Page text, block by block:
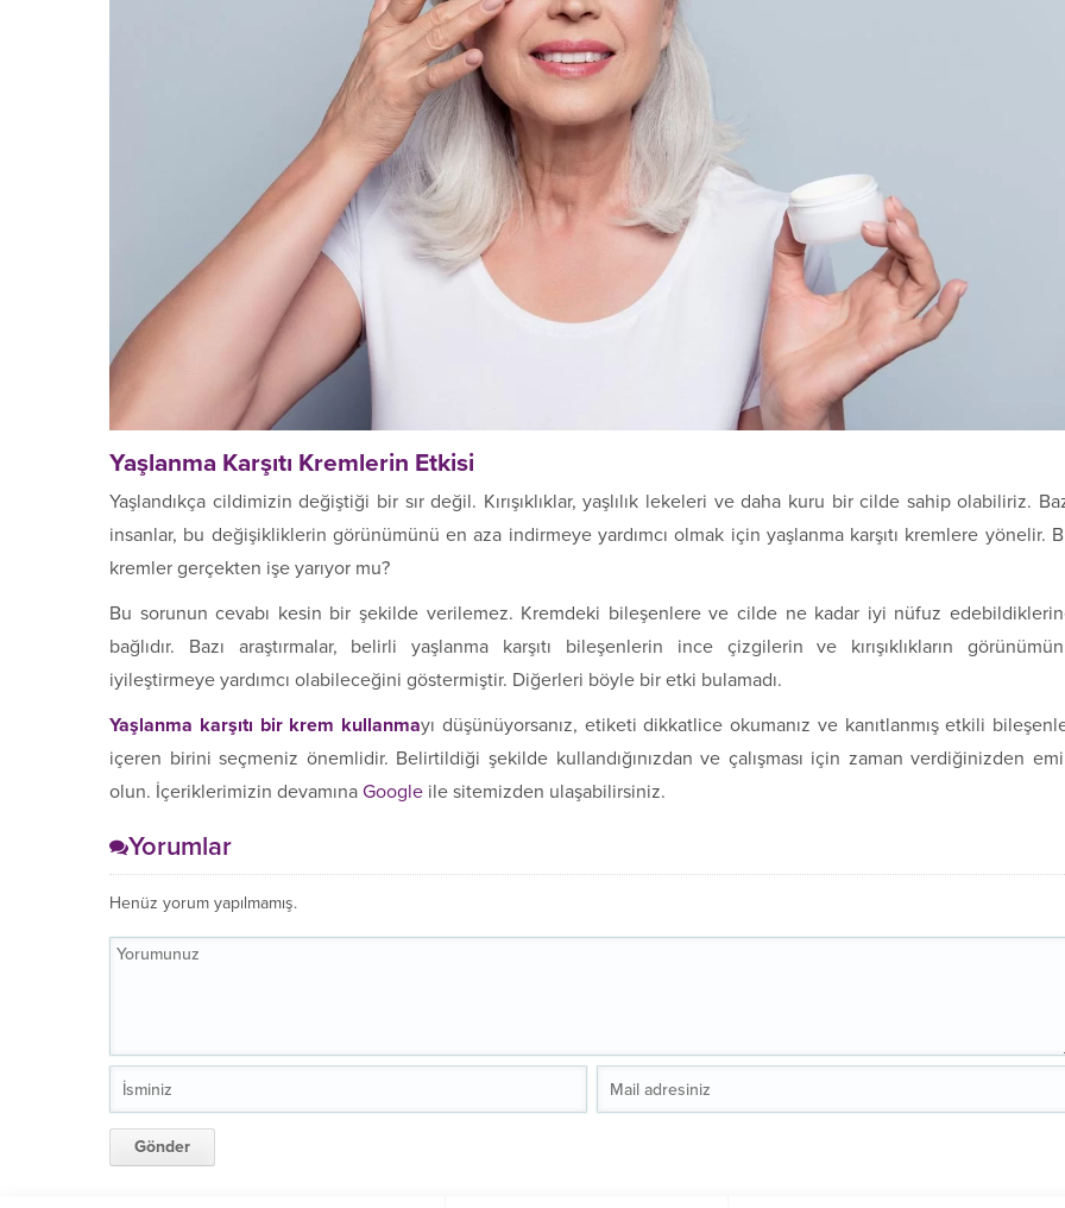
Yaşlanma Karşıtı Kremlerin Etkisi
Yaşlandıkça cildimizin değiştiği bir sır değil. Kırışıklıklar, yaşlılık lekeleri ve daha kuru bir cilde sahip olabiliriz.
insanlar, bu değişikliklerin görünümünü en aza indirmeye yardımcı olmak için yaşlanma karşıtı kremlere yönelir.
kremler gerçekten işe yarıyor mu?
Bu sorunun cevabı kesin bir şekilde verilemez. Kremdeki bileşenlere ve cilde ne kadar iyi nüfuz
bağlıdır. Bazı araştırmalar, belirli yaşlanma karşıtı bileşenlerin ince çizgilerin ve kırışıklıkların
iyileştirmeye yardımcı olabileceğini göstermiştir. Diğerleri böyle bir etki bulamadı.
Yaşlanma karşıtı bir krem kullanmayı düşünüyorsanız, etiketi dikkatlice okumanız ve kanıtlanmış etkili
içeren birini seçmeniz önemlidir. Belirtildiği şekilde kullandığınızdan ve çalışması için zaman verdiğinizden
olun. İçeriklerimizin devamına Google ile sitemizden ulaşabilirsiniz.
Yorumlar
Henüz yorum yapılmamış.